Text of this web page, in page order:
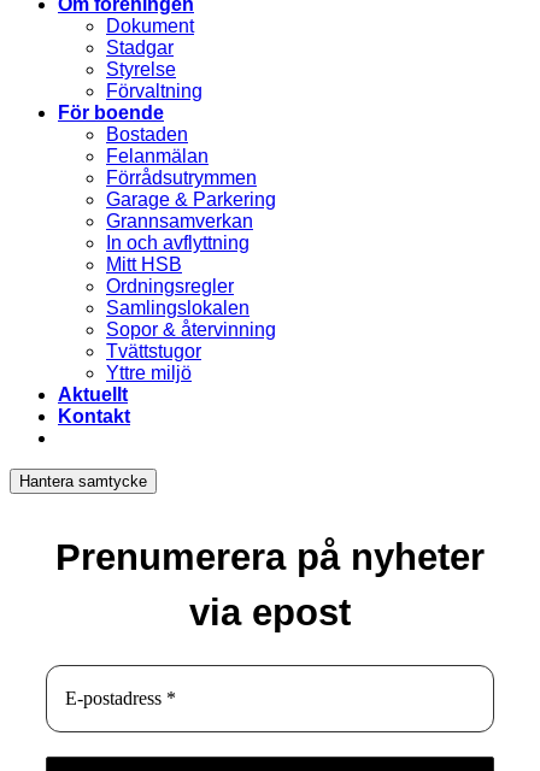
Dokument
Stadgar
Styrelse
Förvaltning
För boende
Bostaden
Felanmälan
Förrådsutrymmen
Garage & Parkering
Grannsamverkan
In och avflyttning
Mitt HSB
Ordningsregler
Samlingslokalen
Sopor & återvinning
Tvättstugor
Yttre miljö
Aktuellt
Kontakt
Hantera samtycke
Prenumerera på nyheter
via epost